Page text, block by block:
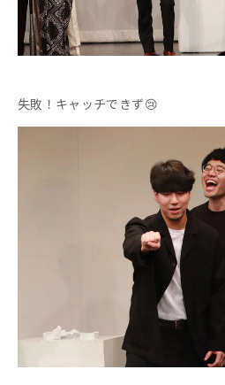
失敗！キャッチできず😢